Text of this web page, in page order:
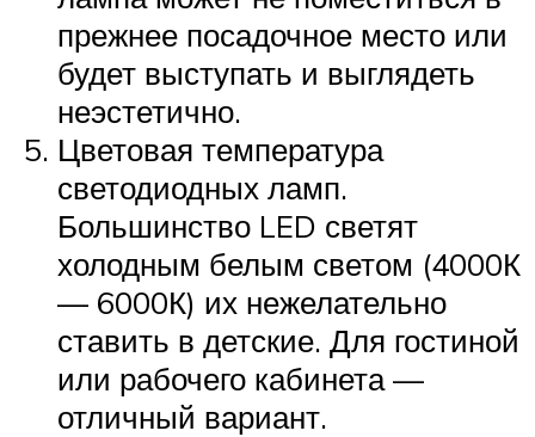
прежнее посадочное место или
будет выступать и выглядеть
неэстетично.
Цветовая температура
светодиодных ламп.
Большинство LED светят
холодным белым светом (4000К
— 6000К) их нежелательно
ставить в детские. Для гостиной
или рабочего кабинета —
отличный вариант.